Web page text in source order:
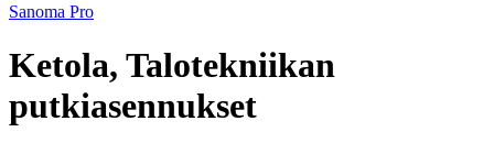
Sanoma Pro
Ketola, Talotekniikan
putkiasennukset